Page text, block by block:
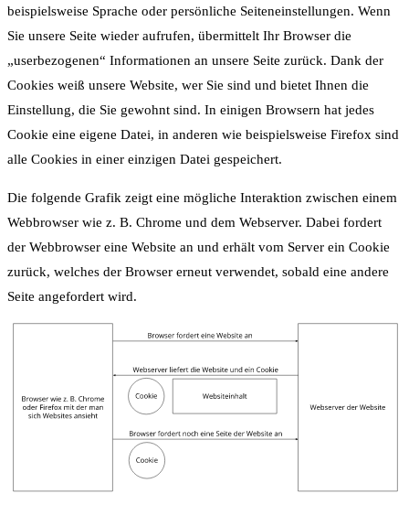
beispielsweise Sprache oder persönliche Seiteneinstellungen. Wenn
Sie unsere Seite wieder aufrufen, übermittelt Ihr Browser die
„userbezogenen“ Informationen an unsere Seite zurück. Dank der
Cookies weiß unsere Website, wer Sie sind und bietet Ihnen die
Einstellung, die Sie gewohnt sind. In einigen Browsern hat jedes
Cookie eine eigene Datei, in anderen wie beispielsweise Firefox sind
alle Cookies in einer einzigen Datei gespeichert.
Die folgende Grafik zeigt eine mögliche Interaktion zwischen einem
Webbrowser wie z. B. Chrome und dem Webserver. Dabei fordert
der Webbrowser eine Website an und erhält vom Server ein Cookie
zurück, welches der Browser erneut verwendet, sobald eine andere
Seite angefordert wird.